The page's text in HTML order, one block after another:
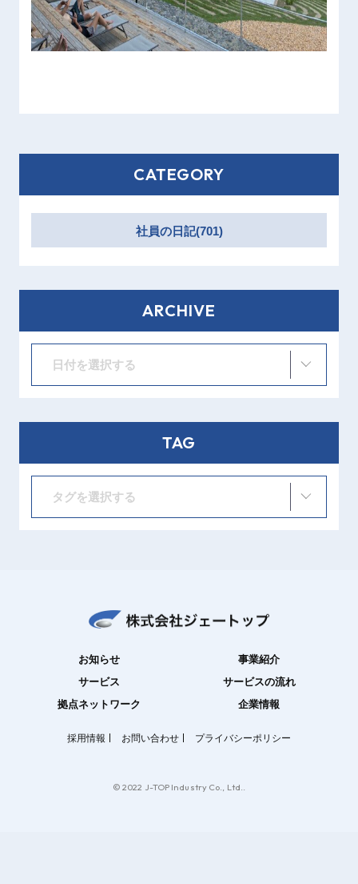
CATEGORY
社員の日記(701)
ARCHIVE
日付を選択する
TAG
タグを選択する
お知らせ
事業紹介
サービス
サービスの流れ
拠点ネットワーク
企業情報
採用情報 お問い合わせ プライバシーポリシー
© 2022 J-TOP Industry Co., Ltd..